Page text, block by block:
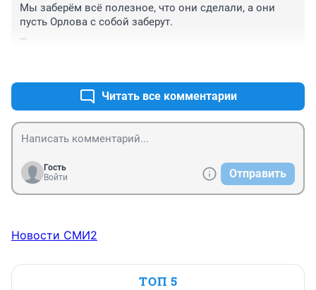
Мы заберём всё полезное, что они сделали, а они
пусть Орлова с собой заберут.
Читать все комментарии
Гость
Войти
Отправить
Новости СМИ2
ТОП 5